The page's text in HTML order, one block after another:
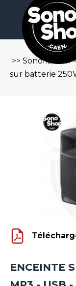
>> Sonorisation
sur batterie
ENCEINTE